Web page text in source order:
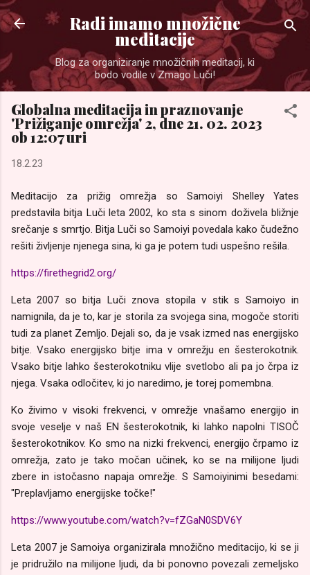
Preskoči na glavno vsebino
Radi imamo množične
meditacije
Blog za organiziranje množičnih meditacij, ki
bodo vodile v Zmago Luči!
Globalna meditacija in praznovanje
'Prižiganje omrežja' 2, dne 21. 02. 2023
ob 12:07 uri
18.2.23
Meditacijo za prižig omrežja so Samoiyi Shelley Yates
predstavila bitja Luči leta 2002, ko sta s sinom doživela bližnje
srečanje s smrtjo. Bitja Luči so Samoiyi povedala kako čudežno
rešiti življenje njenega sina, ki ga je potem tudi uspešno rešila.
https://firethegrid2.org/
Leta 2007 so bitja Luči znova stopila v stik s Samoiyo in
namignila, da je to, kar je storila za svojega sina, mogoče storiti
tudi za planet Zemljo. Dejali so, da je vsak izmed nas energijsko
bitje. Vsako energijsko bitje ima v omrežju en šesterokotnik.
Vsako bitje lahko šesterokotniku vlije svetlobo ali pa jo črpa iz
njega. Vsaka odločitev, ki jo naredimo, je torej pomembna.
Ko živimo v visoki frekvenci, v omrežje vnašamo energijo in
svoje veselje v naš EN šesterokotnik, ki lahko napolni TISOČ
šesterokotnikov. Ko smo na nizki frekvenci, energijo črpamo iz
omrežja, zato je tako močan učinek, ko se na milijone ljudi
zbere in istočasno napaja omrežje. S Samoiyinimi besedami:
"Preplavljamo energijske točke!"
https://www.youtube.com/watch?v=fZGaN0SDV6Y
Leta 2007 je Samoiya organizirala množično meditacijo, ki se ji
je pridružilo na milijone ljudi, da bi ponovno povezali zemeljsko